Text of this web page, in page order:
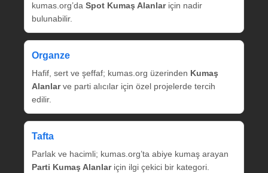
kumas.org’da Spot Kumaş Alanlariçin nadir
bulunabilir.
Organze
Hafif, sert ve şeffaf; kumas.org üzerinden Kumaş
Alanlarve parti alıcılar için özel projelerde tercih
edilir.
Tafta
Parlak ve hacimli; kumas.org’ta abiye kumaş arayan
Parti Kumaş Alanlariçin ilgi çekici bir kategori.